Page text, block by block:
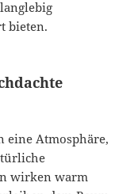
bieten.
eine Atmosphäre,
wirken warm